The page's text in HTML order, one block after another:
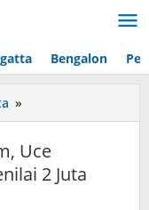
Bengalon
»
Lelang
IKAT
Kutim,
Uce
2 Juta